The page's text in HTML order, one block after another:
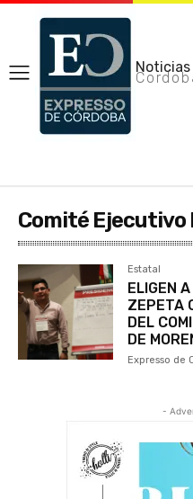
Comité Ejecutivo
Estatal
ELIGEN
ZEPETA
DEL
DE
Expresso de
-